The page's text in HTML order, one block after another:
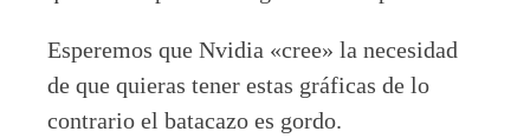
Esperemos que Nvidia «cree» la necesidad
de que quieras tener estas gráficas de lo
contrario el batacazo es gordo.